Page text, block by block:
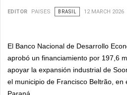
EDITOR PAISES BRASIL 12 MARCH 2026
El Banco Nacional de Desarrollo
aprobó un financiamiento por 197,6
apoyar la expansión industrial de
el municipio de Francisco Beltrão, en